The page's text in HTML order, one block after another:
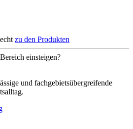
zu den Produkten
einsteigen?
und fachgebietsübergreifende